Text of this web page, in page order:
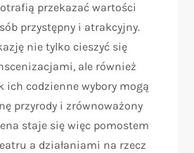
przekazać wartości
przystępny i atrakcyjny.
nie tylko cieszyć się
ale również
ich codzienne wybory mogą
przyrody i zrównoważony
staje się więc pomostem
a działaniami na rzecz